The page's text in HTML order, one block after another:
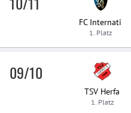
FC Internati
1. Platz
09/10
TSV Herfa
1. Platz